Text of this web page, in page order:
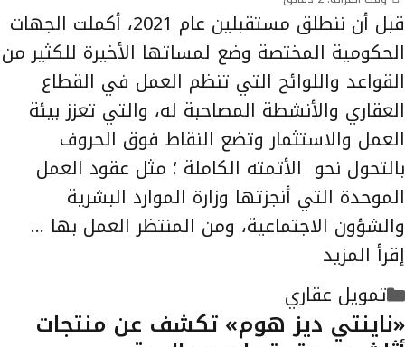
قبل أن ننطلق مستقبلين عام 2021، أكملت الجهات
الحكومية المختصة وضع لمساتها الأخيرة للكثير من
القواعد واللوائح التي تنظم العمل في القطاع
العقاري والأنشطة المصاحبة له، والتي تعزز بيئة
العمل والاستثمار وتضع النقاط فوق الحروف
بالتحول نحو الأتمته الكاملة ؛ مثل عقود العمل
الموحدة التي أنجزتها وزارة الموارد البشرية
والشؤون الاجتماعية، ومن المنتظر العمل بها …
إقرأ المزيد
التصنيفات
تمويل عقاري
«ناينتي ديز هوم» تكشف عن منتجات